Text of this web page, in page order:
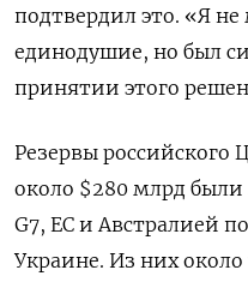
подтвердил это. «Я не
единодушие, но был
принятии этого
Резервы российского
около $280 млрд
G7, ЕС и Австралией
Украине. Из них около